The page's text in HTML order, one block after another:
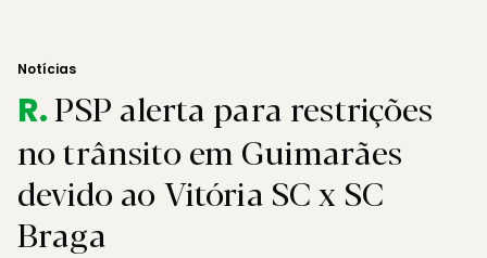
Notícias
R.PSP alerta para restrições
no trânsito em Guimarães
devido ao Vitória SC x SC
Braga